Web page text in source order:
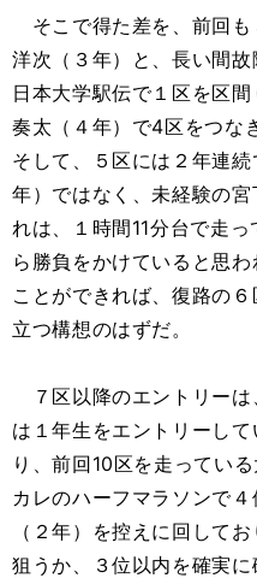
そこで得た差を、前回も
洋次（３年）と、長い間
日本大学駅伝で１区を区
奏太（４年）で4区をつな
そして、５区には２年連
年）ではなく、未経験の
れは、１時間11分台で走
ら勝負をかけていると思
ことができれば、復路の
立つ構想のはずだ。
７区以降のエントリーは
は１年生をエントリーし
り、前回10区を走ってい
カレのハーフマラソンで
（２年）を控えに回して
狙うか、３位以内を確実に